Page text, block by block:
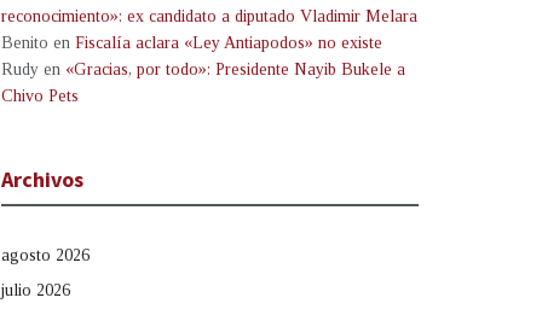
reconocimiento»: ex candidato a diputado Vladimir Melara
Benito en Fiscalía aclara «Ley Antiapodos» no existe
Rudy en «Gracias, por todo»: Presidente Nayib Bukele a
Chivo Pets
Archivos
agosto 2026
julio 2026